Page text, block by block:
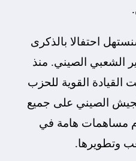
احتفالا بالذكرى
الشعبي الصيني. منذ
في عام 1927، تحت القيادة القوية للحزب
الصيني على جميع
مساهمات هامة في
وتطويرها.